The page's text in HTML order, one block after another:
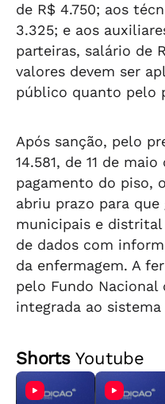
de R$ 4.750; aos
3.325; e aos
parteiras, salário de
valores devem ser
público quanto pelo
Após sanção, pelo
14.581, de 11 de
pagamento do piso,
abriu prazo para
municipais e
de dados com
da enfermagem. A
pelo Fundo Nacional
integrada ao sistema
ShortsYoutube